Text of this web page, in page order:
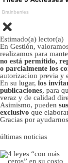
Estimado(a) lector(a)
En Gestión,
realizamos para
no está permitido,
o parcialmente los
autorizacion previa y
En su lugar, los
publicaciones, para
veraz y de calidad
Asimismo, pueden
exclusivo que
Gracias por
últimas noticias